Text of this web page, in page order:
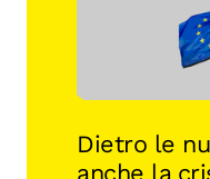
Dietro le
anche la